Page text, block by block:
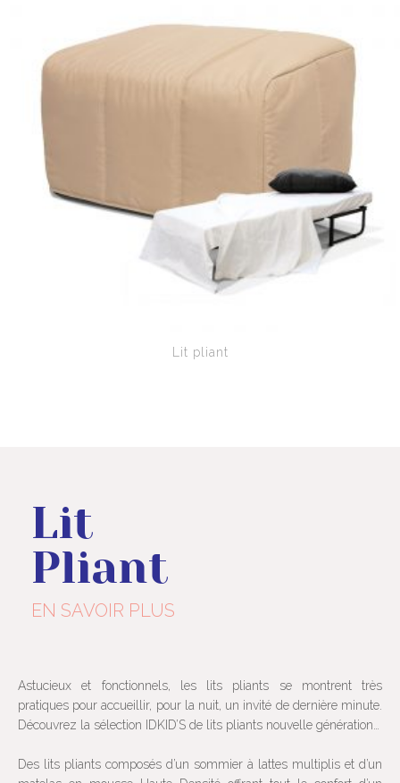
Lit pliant
Lit
Pliant
EN SAVOIR PLUS
Astucieux et fonctionnels, les lits pliants se montrent très
pratiques pour accueillir, pour la nuit, un invité de dernière minute.
Découvrez la sélection IDKID’S de lits pliants nouvelle génération…
Des lits pliants composés d’un sommier à lattes multiplis et d’un